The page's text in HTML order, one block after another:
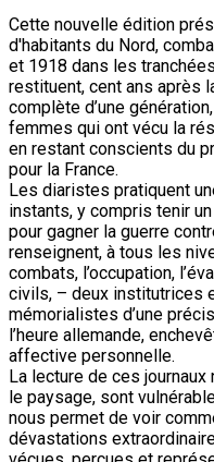
Cette nouvelle édition
d'habitants du Nord,
et 1918 dans les
restituent, cent ans après
complète d’une
femmes qui ont vécu la
en restant conscients du
pour la France.
Les diaristes pratiquent
instants, y compris tenir
pour gagner la guerre
renseignent, à tous les
combats, l’occupation,
civils, – deux institutrices
mémorialistes d’une
l’heure allemande,
affective personnelle.
La lecture de ces journaux
le paysage, sont
nous permet de voir
dévastations